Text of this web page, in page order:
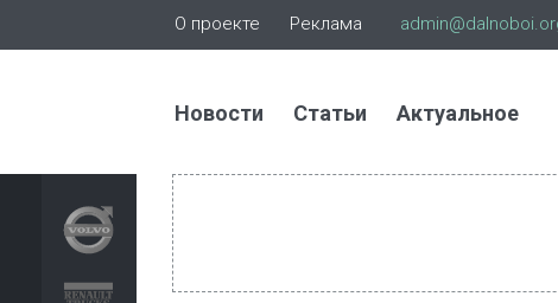
О проекте Реклама
Новости Статьи Актуальное